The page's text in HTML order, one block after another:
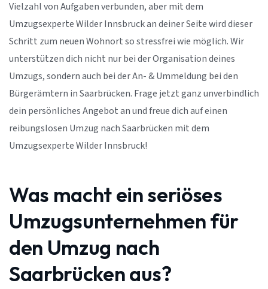
Vielzahl von Aufgaben verbunden, aber mit dem
Umzugsexperte Wilder Innsbruck an deiner Seite wird dieser
Schritt zum neuen Wohnort so stressfrei wie möglich. Wir
unterstützen dich nicht nur bei der Organisation deines
Umzugs, sondern auch bei der An- & Ummeldung bei den
Bürgerämtern in Saarbrücken. Frage jetzt ganz unverbindlich
dein persönliches Angebot an und freue dich auf einen
reibungslosen Umzug nach Saarbrücken mit dem
Umzugsexperte Wilder Innsbruck!
Was macht ein seriöses
Umzugsunternehmen für
den Umzug nach
Saarbrücken aus?